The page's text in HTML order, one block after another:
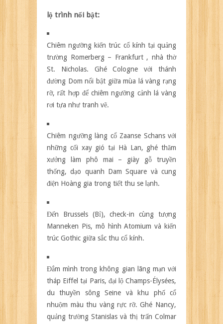
lộ trình nổi bật:
Chiêm ngưỡng kiến trúc cổ kính tại quảng
trường Romerberg – Frankfurt , nhà thờ
St. Nicholas. Ghé Cologne với thánh
đường Dom nổi bật giữa mùa lá vàng rạng
rỡ, rất hợp để chiêm ngưỡng cảnh lá vàng
rơi tựa như tranh vẽ.
Chiêm ngưỡng làng cổ Zaanse Schans với
những cối xay gió tại Hà Lan, ghé thăm
xưởng làm phô mai – giày gỗ truyền
thống, dạo quanh Dam Square và cung
điện Hoàng gia trong tiết thu se lạnh.
Đến Brussels (Bỉ), check-in cùng tượng
Manneken Pis, mô hình Atomium và kiến
trúc Gothic giữa sắc thu cổ kính.
Đắm mình trong không gian lãng mạn với
tháp Eiffel tại Paris, đại lộ Champs-Élysées,
du thuyền sông Seine và khu phố cổ
nhuộm màu thu vàng rực rỡ. Ghé Nancy,
quảng trường Stanislas và thị trấn Colmar